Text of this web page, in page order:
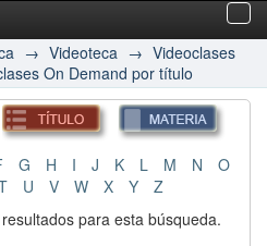
→ Videoteca → Videoclases
On Demand por título
G H I J K L M N
O
U V W X Y
Z
para esta búsqueda.